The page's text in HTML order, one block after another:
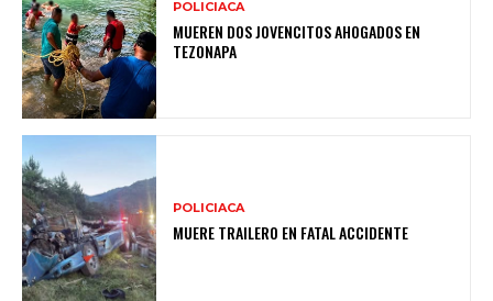
POLICIACA
MUEREN DOS JOVENCITOS AHOGADOS EN
TEZONAPA
POLICIACA
MUERE TRAILERO EN FATAL ACCIDENTE